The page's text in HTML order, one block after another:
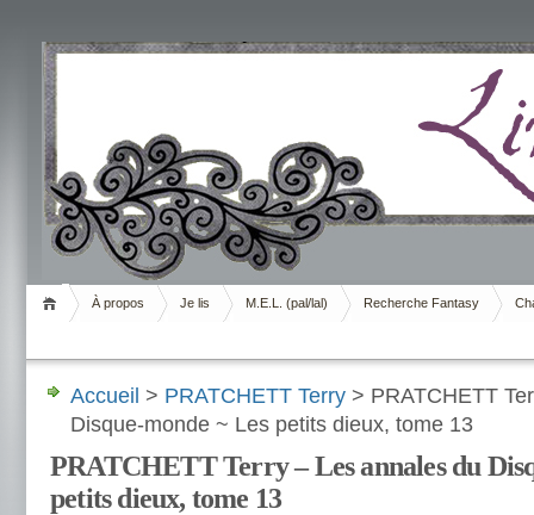
Livrement
À propos Je lis M.E.L. (pal/lal) Recherche Fantasy
Accueil > PRATCHETT Terry > PRATCHETT
Disque-monde ~ Les petits dieux, tome 13
PRATCHETT Terry – Les annales du
petits dieux, tome 13